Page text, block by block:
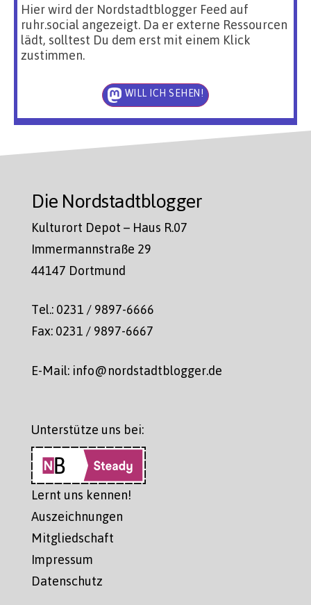
Hier wird der Nordstadtblogger Feed auf
ruhr.social angezeigt. Da er externe Ressourcen
lädt, solltest Du dem erst mit einem Klick
zustimmen.
WILL ICH SEHEN!
Die Nordstadtblogger
Kulturort Depot – Haus R.07
Immermannstraße 29
44147 Dortmund
Tel.: 0231 / 9897-6666
Fax: 0231 / 9897-6667
E-Mail: info@nordstadtblogger.de
Unterstütze uns bei:
Lernt uns kennen!
Auszeichnungen
Mitgliedschaft
Impressum
Datenschutz